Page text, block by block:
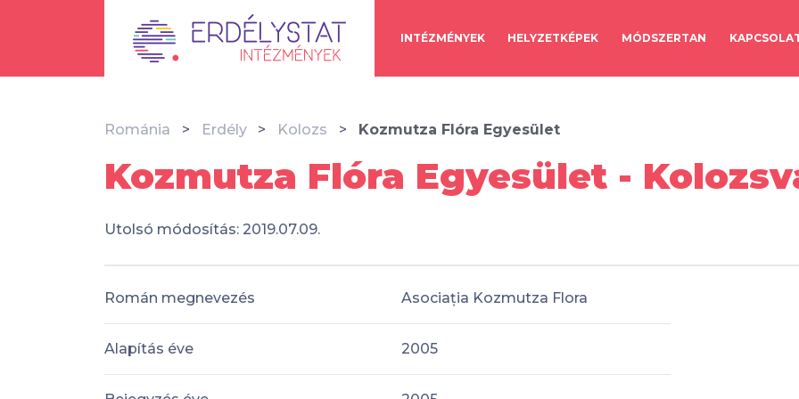
INTÉZMÉNYEK HELYZETKÉPEK MÓDSZERTAN
Románia Erdély Kolozs Kozmutza Flóra Egyesület
Kozmutza Flóra Egyesület -
Utolsó módosítás: 2019.07.09.
Román megnevezés Asociația Kozmutza Flora
Alapítás éve 2005